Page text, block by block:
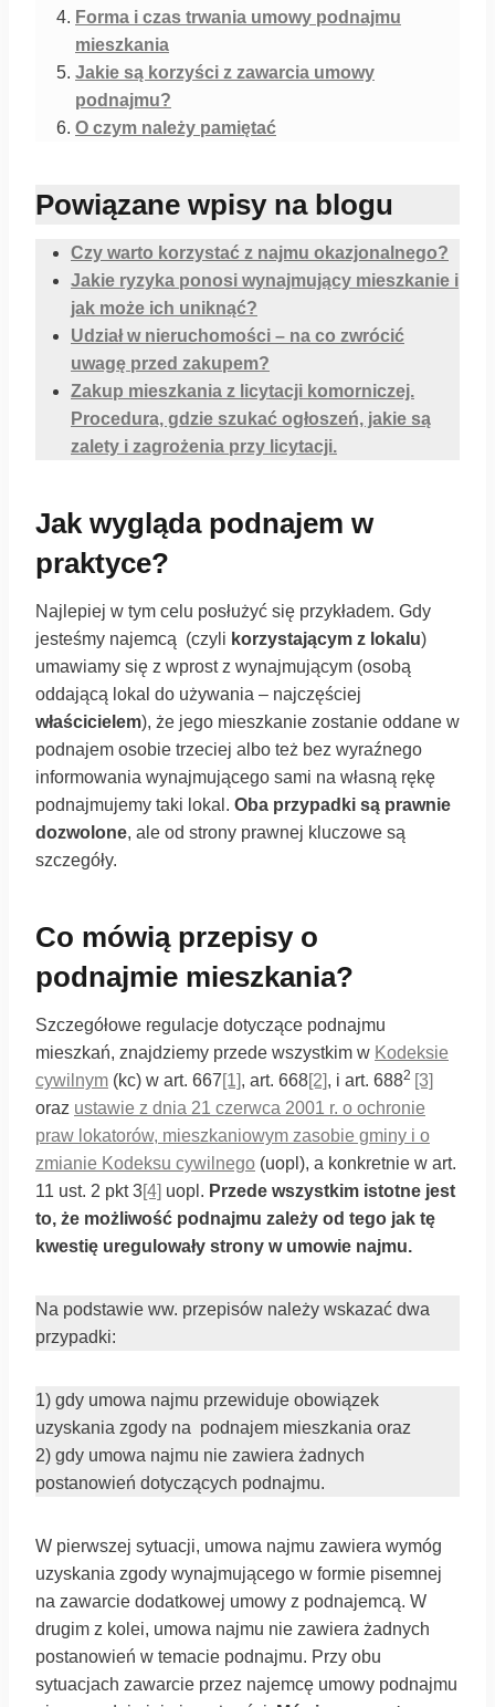
Forma i czas trwania umowy podnajmu
mieszkania
Jakie są korzyści z zawarcia umowy
podnajmu?
O czym należy pamiętać
Powiązane wpisy na blogu
Czy warto korzystać z najmu okazjonalnego?
Jakie ryzyka ponosi wynajmujący mieszkanie i
jak może ich uniknąć?
Udział w nieruchomości – na co zwrócić
uwagę przed zakupem?
Zakup mieszkania z licytacji komorniczej.
Procedura, gdzie szukać ogłoszeń, jakie są
zalety i zagrożenia przy licytacji.
Jak wygląda podnajem w
praktyce?
Najlepiej w tym celu posłużyć się przykładem. Gdy
jesteśmy najemcą (czyli korzystającym z lokalu)
umawiamy się z wprost z wynajmującym (osobą
oddającą lokal do używania – najczęściej
właścicielem), że jego mieszkanie zostanie oddane w
podnajem osobie trzeciej albo też bez wyraźnego
informowania wynajmującego sami na własną rękę
podnajmujemy taki lokal. Oba przypadki są prawnie
dozwolone, ale od strony prawnej kluczowe są
szczegóły.
Co mówią przepisy o
podnajmie mieszkania?
Szczegółowe regulacje dotyczące podnajmu
mieszkań, znajdziemy przede wszystkim w Kodeksie
cywilnym (kc) w art. 667[1], art. 668[2], i art. 6882 [3]
oraz ustawie z dnia 21 czerwca 2001 r. o ochronie
praw lokatorów, mieszkaniowym zasobie gminy i o
zmianie Kodeksu cywilnego (uopl), a konkretnie w art.
11 ust. 2 pkt 3[4] uopl. Przede wszystkim istotne jest
to, że możliwość podnajmu zależy od tego jak tę
kwestię uregulowały strony w umowie najmu.
Na podstawie ww. przepisów należy wskazać dwa
przypadki:
1) gdy umowa najmu przewiduje obowiązek
uzyskania zgody na podnajem mieszkania oraz
2) gdy umowa najmu nie zawiera żadnych
postanowień dotyczących podnajmu.
W pierwszej sytuacji, umowa najmu zawiera wymóg
uzyskania zgody wynajmującego w formie pisemnej
na zawarcie dodatkowej umowy z podnajemcą. W
drugim z kolei, umowa najmu nie zawiera żadnych
postanowień w temacie podnajmu. Przy obu
sytuacjach zawarcie przez najemcę umowy podnajmu